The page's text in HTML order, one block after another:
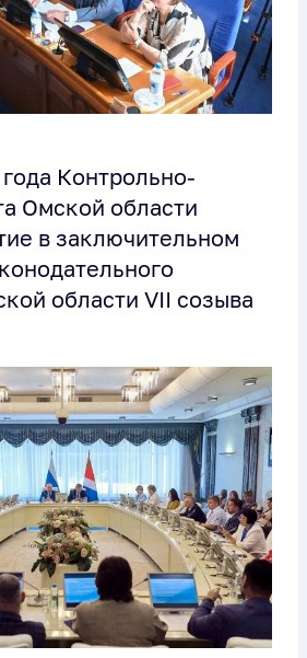
Контрольно-
Омской области
в заключительном
области VII созыва